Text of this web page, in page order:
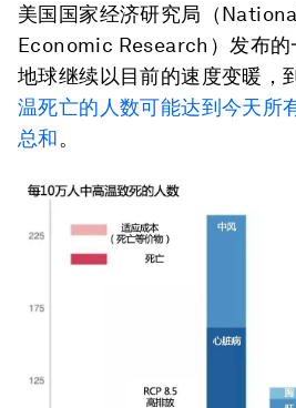
美国国家经济研究局（
Economic Research）发布的
地球继续以目前的速度变暖，
温死亡的人数可能达到今天所
总和。